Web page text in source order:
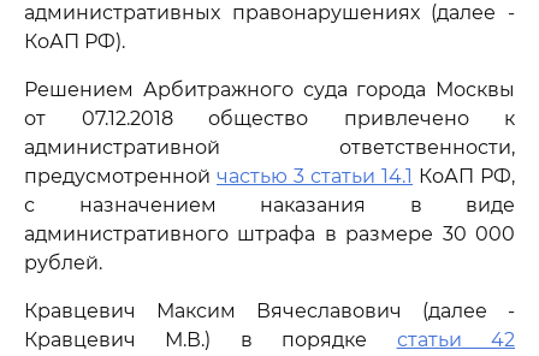
административных правонарушениях (далее -
КоАП РФ).
Решением Арбитражного суда города Москвы
от 07.12.2018 общество привлечено к
административной ответственности,
предусмотренной частью 3 статьи 14.1 КоАП РФ,
с назначением наказания в виде
административного штрафа в размере 30 000
рублей.
Кравцевич Максим Вячеславович (далее -
Кравцевич М.В.) в порядке статьи 42